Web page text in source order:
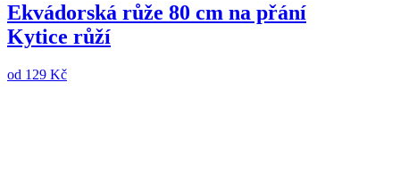
Ekvádorská růže 80 cm na přání
Kytice růží
od 129 Kč